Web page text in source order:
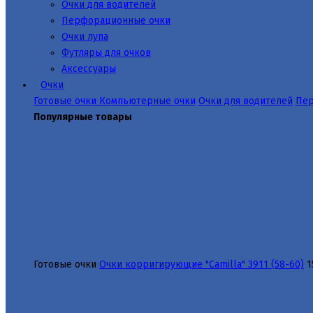
Очки для водителей
Перфорационные очки
Очки лупа
Футляры для очков
Аксессуары
Очки
Готовые очки Компьютерные очки Очки для водителей
Популярные товары
Готовые очки Очки корригирующие "Camilla" 3911 (58-60)